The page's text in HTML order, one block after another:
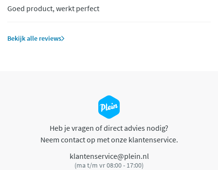
Goed product, werkt perfect
Bekijk alle reviews
Heb je vragen of direct advies nodig?
Neem contact op met onze klantenservice.
klantenservice@plein.nl
(ma t/m vr 08:00 - 17:00)